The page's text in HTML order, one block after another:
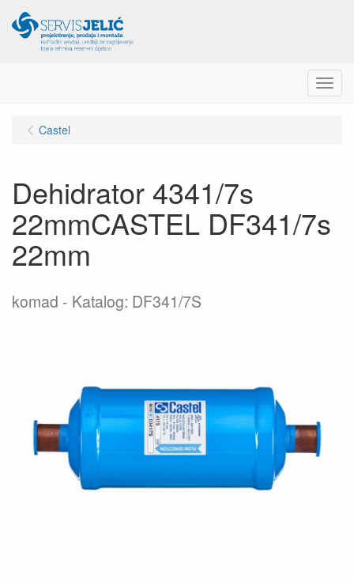
Menu
Castel
Dehidrator 4341/7s
22mmCASTEL DF341/7s
22mm
komad Katalog: DF341/7S